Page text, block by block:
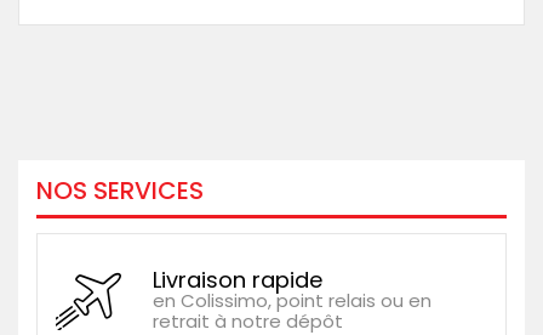
NOS SERVICES
Livraison rapide
en Colissimo, point relais ou en
retrait à notre dépôt